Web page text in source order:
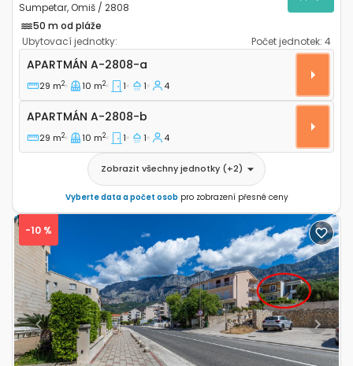
Sumpetar, Omiš / 2808
50 m od pláže
Ubytovací jednotky:
Počet jednotek: 4
Jednopokojový apartmán Sumpetar, Omiš A-2808-a
APARTMÁN A-2808-a
29 m2 10 m2 1 1 4
Apartmán A-2808-b
APARTMÁN A-2808-b
29 m2 10 m2 1 1 4
Zobrazit všechny jednotky (+2)
Vyberte data a počet osob pro zobrazení přesné ceny
Previous Next
-10 %